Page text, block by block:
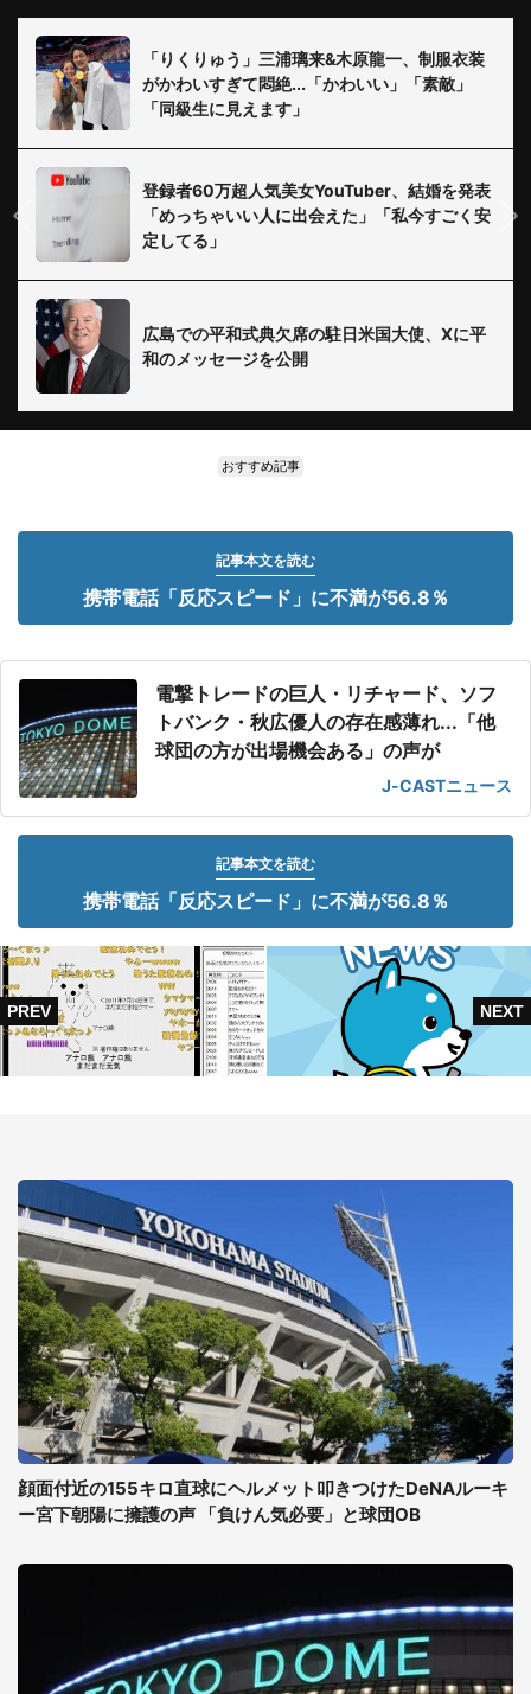
「りくりゅう」三浦璃来&木原龍一、制服衣装
がかわいすぎて悶絶...「かわいい」「素敵」
「同級生に見えます」
登録者60万超人気美女YouTuber、結婚を発表
「めっちゃいい人に出会えた」「私今すごく安
定してる」
広島での平和式典欠席の駐日米国大使、Xに平
和のメッセージを公開
おすすめ記事
記事本文を読む
携帯電話「反応スピード」に不満が56.8％
電撃トレードの巨人・リチャード、ソフ
トバンク・秋広優人の存在感薄れ...「他
球団の方が出場機会ある」の声が
J-CASTニュース
記事本文を読む
携帯電話「反応スピード」に不満が56.8％
顔面付近の155キロ直球にヘルメット叩きつけたDeNAルーキ
ー宮下朝陽に擁護の声 「負けん気必要」と球団OB